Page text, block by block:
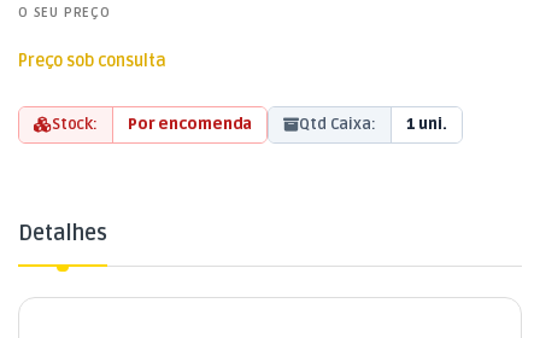
O SEU PREÇO
Preço sob consulta
Stock: Por encomenda Qtd Caixa: 1 uni.
Detalhes